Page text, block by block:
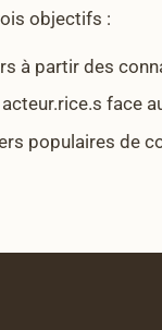
objectifs :
à partir des
face
populaires de